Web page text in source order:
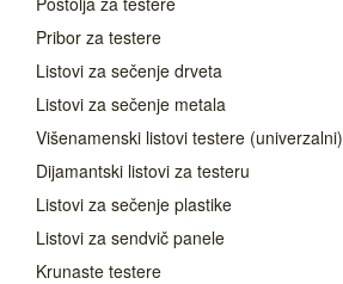
Pribor za testere
Listovi za sečenje drveta
Listovi za sečenje metala
Višenamenski listovi testere (univerzalni)
Dijamantski listovi za testeru
Listovi za sečenje plastike
Listovi za sendvič panele
Krunaste testere